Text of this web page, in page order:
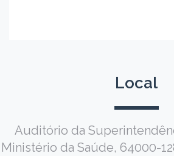
Local
Auditório da
Ministério da Saúde, 64000-